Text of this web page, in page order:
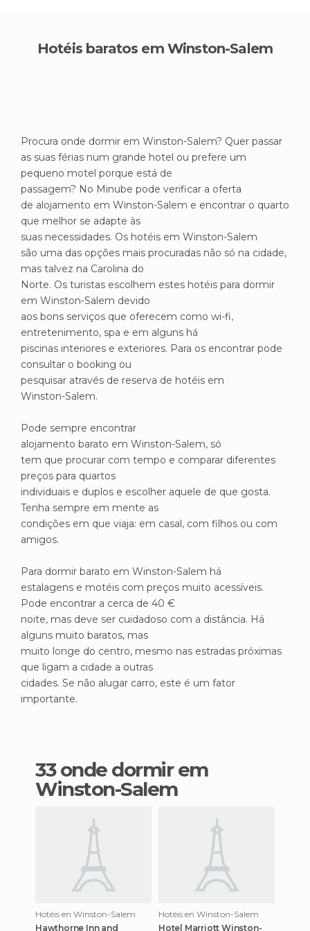
Hotéis baratos em Winston-Salem
Procura onde dormir em Winston-Salem? Quer passar
as suas férias num grande hotel ou prefere um
pequeno motel porque está de
passagem? No Minube pode verificar a oferta
de alojamento em Winston-Salem e encontrar o quarto
que melhor se adapte às
suas necessidades. Os hotéis em Winston-Salem
são uma das opções mais procuradas não só na cidade,
mas talvez na Carolina do
Norte. Os turistas escolhem estes hotéis para dormir
em Winston-Salem devido
aos bons serviços que oferecem como wi-fi,
entretenimento, spa e em alguns há
piscinas interiores e exteriores. Para os encontrar pode
consultar o booking ou
pesquisar através de reserva de hotéis em
Winston-Salem.
Pode sempre encontrar
alojamento barato em Winston-Salem, só
tem que procurar com tempo e comparar diferentes
preços para quartos
individuais e duplos e escolher aquele de que gosta.
Tenha sempre em mente as
condições em que viaja: em casal, com filhos ou com
amigos.
Para dormir barato em Winston-Salem há
estalagens e motéis com preços muito acessíveis.
Pode encontrar a cerca de 40 €
noite, mas deve ser cuidadoso com a distância. Há
alguns muito baratos, mas
muito longe do centro, mesmo nas estradas próximas
que ligam a cidade a outras
cidades. Se não alugar carro, este é um fator
importante.
33 onde dormir em
Winston-Salem
Hotéis en Winston-Salem
Hawthorne Inn and
Hotéis en Winston-Salem
Hotel Marriott Winston-